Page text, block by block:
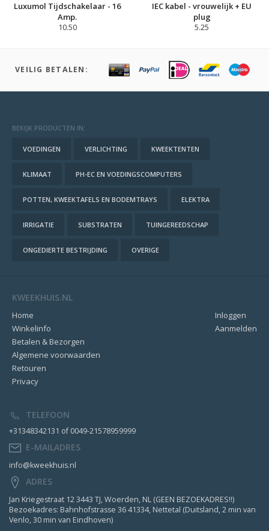
Luxumol Tijdschakelaar - 16
Amp.
10.50
IEC kabel - vrouwelijk + EU
plug
5.25
VEILIG BETALEN:
BEKIJK PRODUCTEN IN:
VOEDINGEN VERLICHTING KWEEKTENTEN
KLIMAAT PH-EC EN VOEDINGSCOMPUTERS
POTTEN, KWEEKTAFELS EN BODEMTRAYS ELEKTRA
IRRIGATIE SUBSTRATEN TUINGEREEDSCHAP
ONGEDIERTE BESTRIJDING OVERIGE
KWEEKHUIS.NL
Inloggen
Aanmelden
Home
Winkelinfo
Betalen & Bezorgen
Algemene voorwaarden
Retouren
Privacy
TELEFOON
+31348342131 of 0049-21578959999
E-MAILADRES
info@kweekhuis.nl
ADRES
Jan Kriegestraat 12 3443 TJ, Woerden, NL (GEEN BEZOEKADRES!!)
Bezoekadres: Bahnhofstrasse 36 41334, Nettetal (Duitsland, 2 min van
Venlo, 30 min van Eindhoven)